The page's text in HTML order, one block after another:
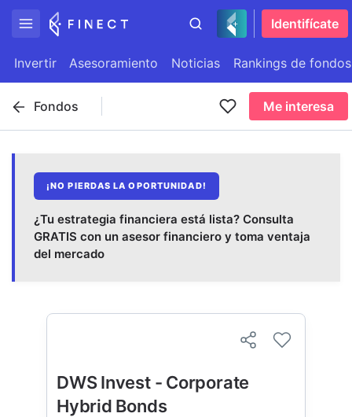
Identifícate
Invertir Asesoramiento Noticias Rankings de fondos
Fondos Me interesa
¡NO PIERDAS LA OPORTUNIDAD!
¿Tu estrategia financiera está lista? Consulta
GRATIS con un asesor financiero y toma ventaja
del mercado
DWS Invest - Corporate
Hybrid Bonds